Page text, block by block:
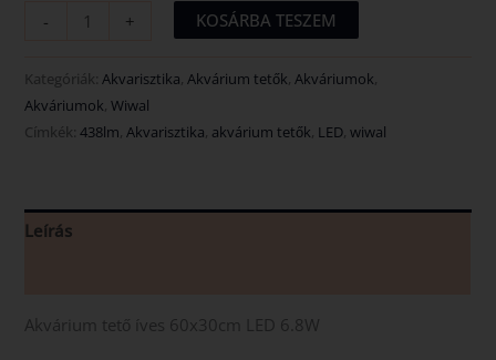
-
+ KOSÁRBA TESZEM
Kategóriák:Akvarisztika,Akvárium tetők,Akváriumok,
Akváriumok,Wiwal
Címkék:438lm,Akvarisztika, akvárium tetők, LED,wiwal
Leírás
Akvárium tető íves 60x30cm LED 6.8W